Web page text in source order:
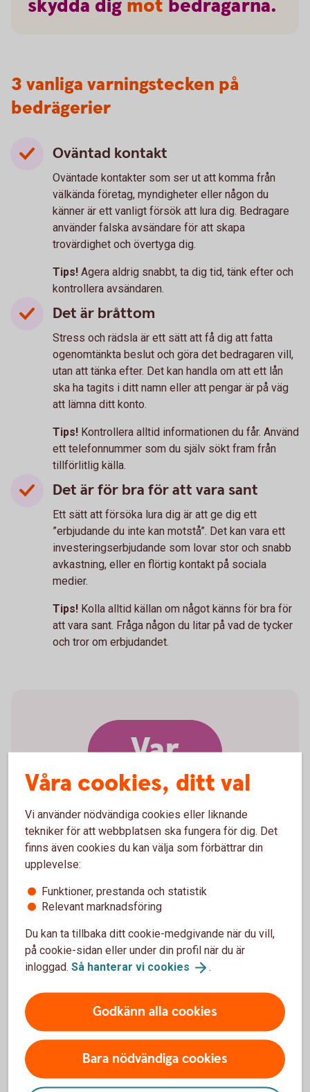
skydda dig mot bedragarna.
3 vanliga varningstecken på
bedrägerier
Oväntad kontakt
Oväntade kontakter som ser ut att komma från
välkända företag, myndigheter eller någon du
känner är ett vanligt försök att lura dig. Bedragare
använder falska avsändare för att skapa
trovärdighet och övertyga dig.
Tips! Agera aldrig snabbt, ta dig tid, tänk efter och
kontrollera avsändaren.
Det är bråttom
Stress och rädsla är ett sätt att få dig att fatta
ogenomtänkta beslut och göra det bedragaren vill,
utan att tänka efter. Det kan handla om att ett lån
ska ha tagits i ditt namn eller att pengar är på väg
att lämna ditt konto.
Tips! Kontrollera alltid informationen du får. Använd
ett telefonnummer som du själv sökt fram från
tillförlitlig källa.
Det är för bra för att vara sant
Ett sätt att försöka lura dig är att ge dig ett
”erbjudande du inte kan motstå”. Det kan vara ett
investeringserbjudande som lovar stor och snabb
avkastning, eller en flörtig kontakt på sociala
medier.
Tips! Kolla alltid källan om något känns för bra för
att vara sant. Fråga någon du litar på vad de tycker
och tror om erbjudandet.
Var
försiktig
Följ inte
Om någon ber dig identifiera dig med till exempel
Mobilt BankID, klicka på länkar, ladda ner program,
lämna ifrån dig personliga uppgifter eller skicka
pengar. Avsluta konversationen om du inte själv först
tagit första kontakten.
Våra cookies, ditt val
Vi använder nödvändiga cookies eller liknande
tekniker för att webbplatsen ska fungera för dig. Det
finns även cookies du kan välja som förbättrar din
upplevelse:
Funktioner, prestanda och statistik
Relevant marknadsföring
Du kan ta tillbaka ditt cookie-medgivande när du vill,
på cookie-sidan eller under din profil när du är
inloggad. Så hanterar vi cookies .
Godkänn alla cookies
Bara nödvändiga cookies